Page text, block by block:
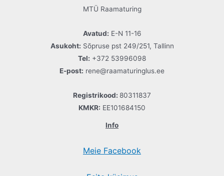
MTÜ Raamaturing
Avatud: E-N 11-16
Asukoht: Sõpruse pst 249/251, Tallinn
Tel: +372 53996098
E-post: rene@raamaturinglus.ee
Registrikood: 80311837
KMKR: EE101684150
Info
Meie Facebook